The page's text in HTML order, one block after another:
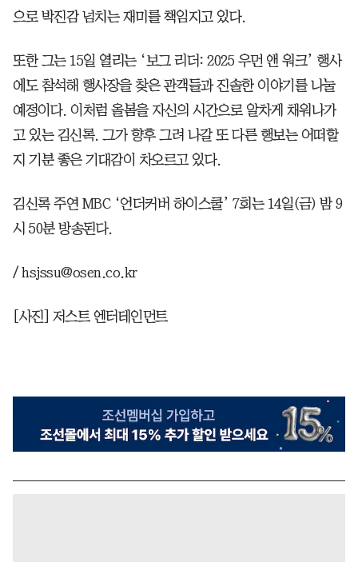
으로 박진감 넘치는 재미를 책임지고 있다.
또한 그는 15일 열리는 ‘보그 리더: 2025 우먼 앤 워크’ 행사
에도 참석해 행사장을 찾은 관객들과 진솔한 이야기를 나눌
예정이다. 이처럼 올봄을 자신의 시간으로 알차게 채워나가
고 있는 김신록. 그가 향후 그려 나갈 또 다른 행보는 어떠할
지 기분 좋은 기대감이 차오르고 있다.
김신록 주연 MBC ‘언더커버 하이스쿨’ 7회는 14일(금) 밤 9
시 50분 방송된다.
/ hsjssu@osen.co.kr
[사진] 저스트 엔터테인먼트